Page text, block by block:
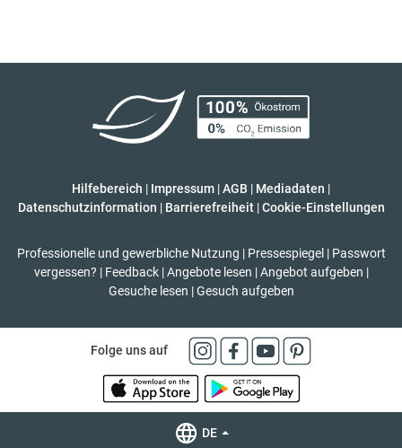
Hilfebereich | Impressum |AGB | Mediadaten |
Datenschutzinformation | Barrierefreiheit | Cookie-Einstellungen
Professionelle und gewerbliche Nutzung | Pressespiegel | Passwort
vergessen? | Feedback | Angebote lesen | Angebot aufgeben |
Gesuche lesen | Gesuch aufgeben
Folge uns auf
DE